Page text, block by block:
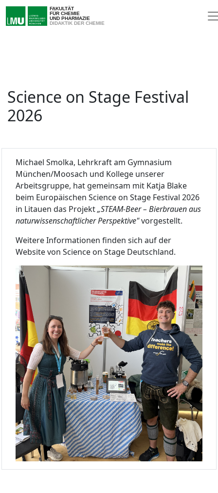
FAKULTÄT
FÜR CHEMIE
UND PHARMAZIE
DIDAKTIK DER CHEMIE
Science on Stage Festival
2026
Michael Smolka, Lehrkraft am Gymnasium
München/Moosach und Kollege unserer
Arbeitsgruppe, hat gemeinsam mit Katja Blake
beim Europäischen Science on Stage Festival 2026
in Litauen das Projekt„STEAM-Beer – Bierbrauen aus
naturwissenschaftlicher Perspektive"vorgestellt.
Weitere Informationen finden sich auf der
Website von Science on Stage Deutschland.